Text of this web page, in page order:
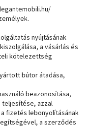
nyújtásának
a vásárlás és
kötelezettség
bútor átadása,
beazonosítása,
teljesítése, azzal
fizetés lebonyolításának
a szerződés